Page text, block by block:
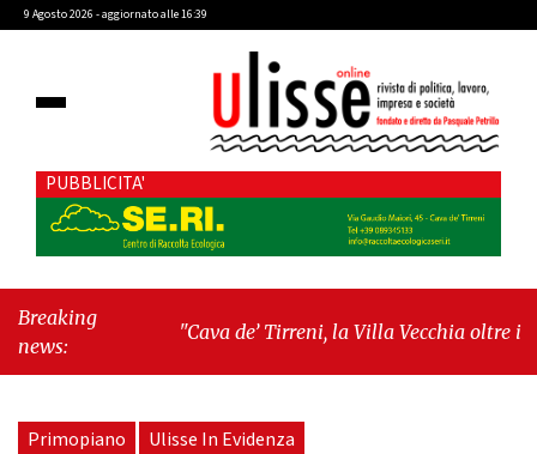
9 Agosto 2026 - aggiornato alle 16:39
PUBBLICITA'
Breaking
news:
"Cava de’ Tirreni, la Villa Vecchia oltre i
seduta consiliare: “Serve chiarezza!”"
Primopiano Ulisse In Evidenza